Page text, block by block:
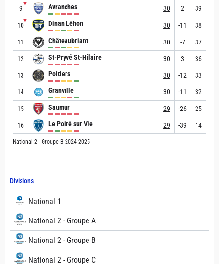
Divisions
National 1
National 2 - Groupe A
National 2 - Groupe B
National 2 - Groupe C
9
▼ Avranches 30 2 39
10
▼ Dinan Léhon 30 -11 38
11 Châteaubriant 30 -7 37
12 St-Pryvé St-Hilaire 30 3 36
13 Poitiers 30 -12 33
14 Granville 30 -11 32
15 Saumur 29 -26 25
16 Le Poiré sur Vie 29 -39 14
National 2 - Groupe B 2024-2025